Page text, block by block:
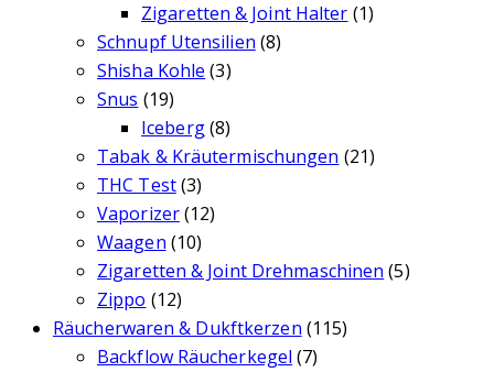
Zigaretten & Joint Halter (1)
Schnupf Utensilien (8)
Shisha Kohle (3)
Snus (19)
Iceberg(8)
Tabak & Kräutermischungen (21)
THC Test(3)
Vaporizer(12)
Waagen (10)
Zigaretten & Joint Drehmaschinen (5)
Zippo (12)
Räucherwaren & Dukftkerzen (115)
Backflow Räucherkegel (7)